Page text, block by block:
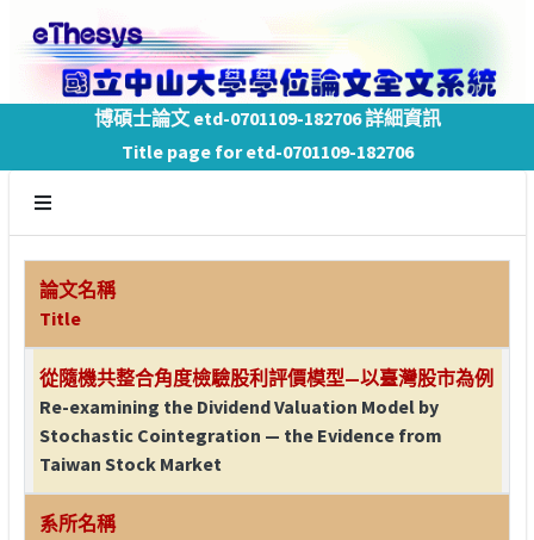
博碩士論文 etd-0701109-182706 詳細資訊
Title page for etd-0701109-182706
論文名稱
Title
從隨機共整合角度檢驗股利評價模型—以臺灣股市為例
Re-examining the Dividend Valuation Model by
Stochastic Cointegration — the Evidence from
Taiwan Stock Market
系所名稱